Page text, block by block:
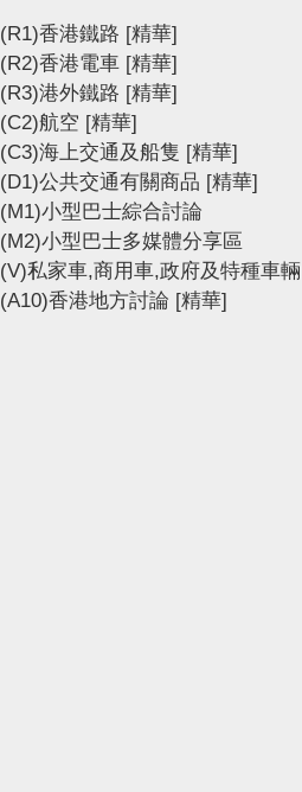
(R1)香港鐵路 [精華]
(R2)香港電車 [精華]
(R3)港外鐵路 [精華]
(C2)航空 [精華]
(C3)海上交通及船隻 [精華]
(D1)公共交通有關商品 [精華]
(M1)小型巴士綜合討論
(M2)小型巴士多媒體分享區
(V)私家車,商用車,政府及特種車輛
(A10)香港地方討論 [精華]